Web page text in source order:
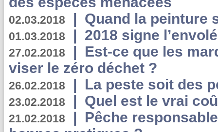
02.03.2018 | Quand la peinture
01.03.2018 | 2018 signe
27.02.2018 | Est-ce que les
viser le zéro déchet ?
26.02.2018 | La peste soit des
23.02.2018 | Quel est le vrai
21.02.2018 | Pêche